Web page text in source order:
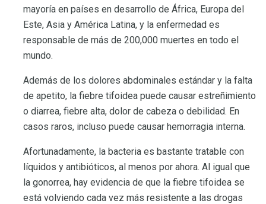
mayoría en países en desarrollo de África, Europa del
Este, Asia y América Latina, y la enfermedad es
responsable de más de 200,000 muertes en todo el
mundo.
Además de los dolores abdominales estándar y la falta
de apetito, la fiebre tifoidea puede causar estreñimiento
o diarrea, fiebre alta, dolor de cabeza o debilidad. En
casos raros, incluso puede causar hemorragia interna.
Afortunadamente, la bacteria es bastante tratable con
líquidos y antibióticos, al menos por ahora. Al igual que
la gonorrea, hay evidencia de que la fiebre tifoidea se
está volviendo cada vez más resistente a las drogas